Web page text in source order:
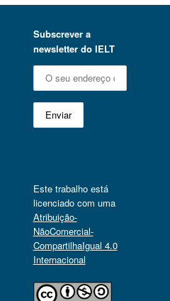
Subscrever a
newsletter do IELT
Este trabalho está
licenciado com uma
Atribuição-
NãoComercial-
CompartilhaIgual 4.0
Internacional